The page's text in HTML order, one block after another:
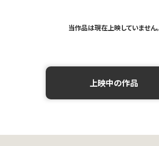
当作品は現在上映していません。
上映中の作品